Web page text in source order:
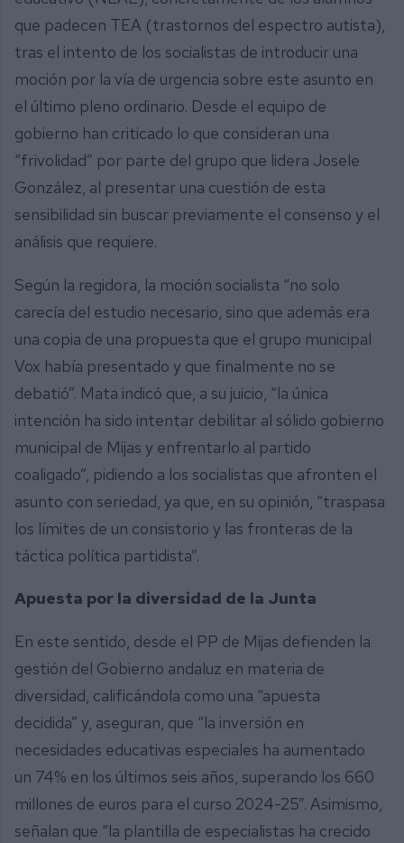
que padecen TEA (trastornos del espectro autista),
tras el intento de los socialistas de introducir una
moción por la vía de urgencia sobre este asunto en
el último pleno ordinario. Desde el equipo de
gobierno han criticado lo que consideran una
“frivolidad” por parte del grupo que lidera Josele
González, al presentar una cuestión de esta
sensibilidad sin buscar previamente el consenso y el
análisis que requiere.
Según la regidora, la moción socialista “no solo
carecía del estudio necesario, sino que además era
una copia de una propuesta que el grupo municipal
Vox había presentado y que finalmente no se
debatió”. Mata indicó que, a su juicio, “la única
intención ha sido intentar debilitar al sólido gobierno
municipal de Mijas y enfrentarlo al partido
coaligado”, pidiendo a los socialistas que afronten el
asunto con seriedad, ya que, en su opinión, “traspasa
los límites de un consistorio y las fronteras de la
táctica política partidista”.
Apuesta por la diversidad de la Junta
En este sentido, desde el PP de Mijas defienden la
gestión del Gobierno andaluz en materia de
diversidad, calificándola como una “apuesta
decidida” y, aseguran, que “la inversión en
necesidades educativas especiales ha aumentado
un 74% en los últimos seis años, superando los 660
millones de euros para el curso 2024-25”. Asimismo,
señalan que “la plantilla de especialistas ha crecido